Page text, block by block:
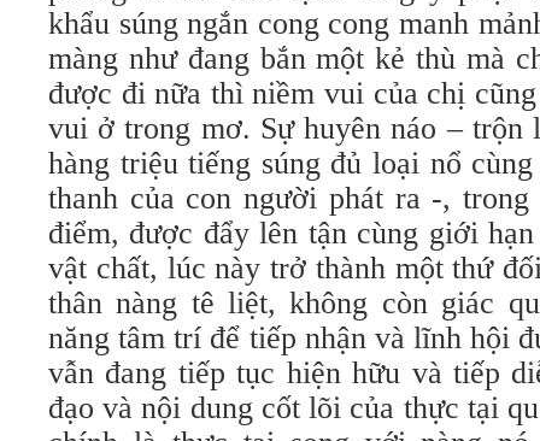
khẩu súng ngắn cong cong manh
màng như đang bắn một kẻ thù mà
được đi nữa thì niềm vui của chị
vui ở trong mơ. Sự huyên náo – trộn
hàng triệu tiếng súng đủ loại nổ
thanh của con người phát ra -,
điểm, được đẩy lên tận cùng giới
vật chất, lúc này trở thành một thứ
thân nàng tê liệt, không còn giác
năng tâm trí để tiếp nhận và lĩnh hội
vẫn đang tiếp tục hiện hữu và tiếp
đạo và nội dung cốt lõi của thực tại